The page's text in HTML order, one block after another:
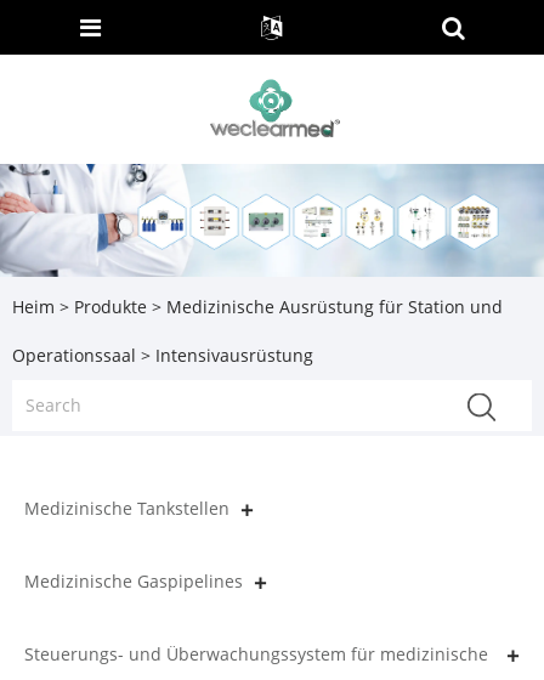
Heim > Produkte > Medizinische Ausrüstung für Station und
Operationssaal > Intensivausrüstung
Medizinische Tankstellen
Medizinische Gaspipelines
Steuerungs- und Überwachungssystem für medizinische